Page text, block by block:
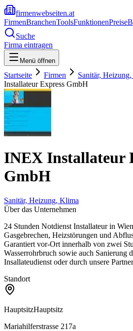
firmenwebseiten.at
FirmenBranchenToolsFunktionenPreise
Suche
Firma eintragen
Menü öffnen
Startseite Firmen Sanitär,
Installateur Express GmbH
INEX Installateur
GmbH
Sanitär, Heizung, Klima
Über das Unternehmen
24 Stunden Notdienst Installateur in
Gasgebrechen, Heizstörungen und
Garantiert vor-Ort innerhalb von zwei
Wasserrohrbruch sowie auch Sanierung
Insallateudienst oder durch unsere
Standort
HauptsitzHauptsitz
Mariahilferstrasse 217a